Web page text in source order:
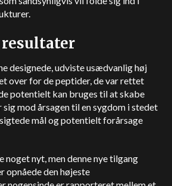
designede, udviste usædvanlig høj
over for de peptider, de var rettet
potentielt kan bruges til at skabe
mod årsagen til en sygdom i stedet
mål og potentielt forårsage
noget nyt, men denne nye tilgang
opnåede den højeste